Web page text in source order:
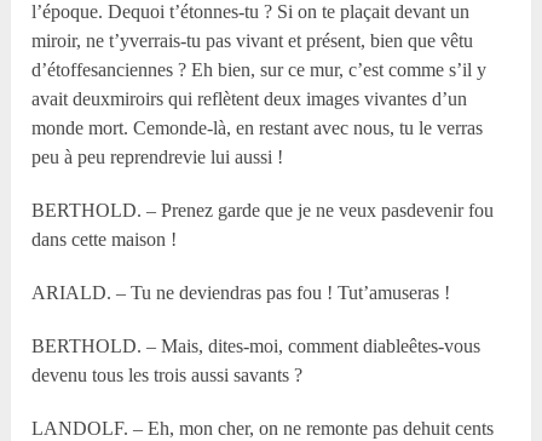
l’époque. Dequoi t’étonnes-tu ? Si on te plaçait devant un
miroir, ne t’yverrais-tu pas vivant et présent, bien que vêtu
d’étoffesanciennes ? Eh bien, sur ce mur, c’est comme s’il y
avait deuxmiroirs qui reflètent deux images vivantes d’un
monde mort. Cemonde-là, en restant avec nous, tu le verras
peu à peu reprendrevie lui aussi !
BERTHOLD. – Prenez garde que je ne veux pasdevenir fou
dans cette maison !
ARIALD. – Tu ne deviendras pas fou ! Tut’amuseras !
BERTHOLD. – Mais, dites-moi, comment diableêtes-vous
devenu tous les trois aussi savants ?
LANDOLF. – Eh, mon cher, on ne remonte pas dehuit cents